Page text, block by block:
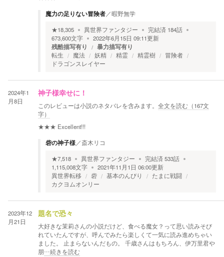
魔力の足りない冒険者／暇野無学
★18,305 異世界ファンタジー 完結済 184話
673,600文字 2022年6月15日 09:11更新
残酷描写有り 暴力描写有り
転生 魔法 妖精 精霊 精霊樹
冒険者
ドラゴンスレイヤー
2024年1
月8日
神子様幸せに！
このレビューは小説のネタバレを含みます。 全文を読む（167文
字）
★★★ Excellent!!!
砦の神子様／斎木リコ
★7,518 異世界ファンタジー 完結済533話
1,115,008文字 2021年11月1日 06:00更新
異世界転移
砦 基本のんびり
たまに戦闘
カクヨムオンリー
2023年12
月21日
題名で恐々
大好きな茉莉さんの小説だけど、食べる魔女？って思い読みそび
れていたんですが、呼んでみたら楽しくて一気に読み進めちゃい
ました。 止まらないんだもの。 千歳さんはもちろん、伊万里君や
朋…続きを読む